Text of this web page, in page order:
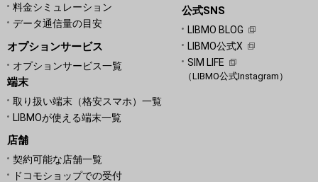
料金シミュレーション
データ通信量の目安
オプションサービス
オプションサービス一覧
端末
取り扱い端末（格安スマホ）一覧
LIBMOが使える端末一覧
店舗
契約可能な店舗一覧
ドコモショップでの受付
公式SNS
LIBMO BLOG
LIBMO公式X
SIM LIFE
（LIBMO公式Instagram）